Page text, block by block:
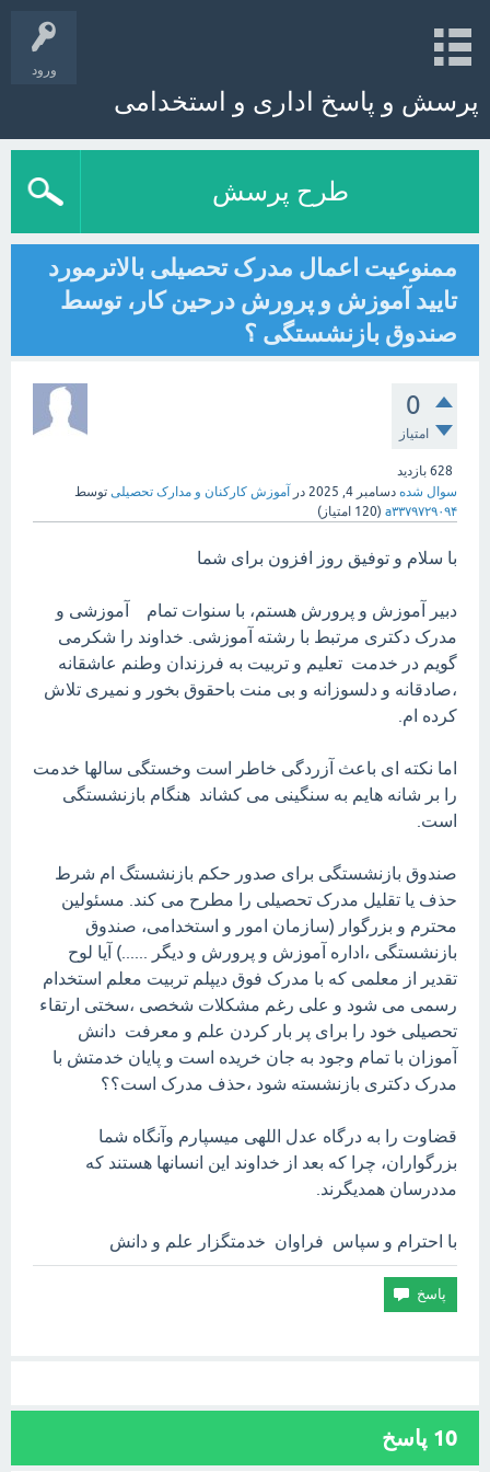
ورود
پرسش و پاسخ اداری و استخدامی
طرح پرسش
ممنوعیت اعمال مدرک تحصیلی بالاترمورد
تایید آموزش و پرورش درحین کار، توسط
صندوق بازنشستگی ؟
0
امتیاز
628 بازدید
سوال شده دسامبر 4, 2025 در آموزش کارکنان و مدارک تحصیلی توسط
a۳۳۷۹۷۲۹۰۹۴ (
120 امتیاز)
با سلام و توفیق روز افزون برای شما
دبیر آموزش و پرورش هستم، با سنوات تمام آموزشی و
مدرک دکتری مرتبط با رشته آموزشی. خداوند را شکرمی
گویم در خدمت تعلیم و تربیت به فرزندان وطنم عاشقانه
،صادقانه و دلسوزانه و بی منت باحقوق بخور و نمیری تلاش
کرده ام.
اما نکته ای باعث آزردگی خاطر است وخستگی سالها خدمت
را بر شانه هایم به سنگینی می کشاند هنگام بازنشستگی
است.
صندوق بازنشستگی برای صدور حکم بازنشستگ ام شرط
حذف یا تقلیل مدرک تحصیلی را مطرح می کند. مسئولین
محترم و بزرگوار (سازمان امور و استخدامی، صندوق
بازنشستگی ،اداره آموزش و پرورش و دیگر ......) آیا لوح
تقدیر از معلمی که با مدرک فوق دیپلم تربیت معلم استخدام
رسمی می شود و علی رغم مشکلات شخصی ،سختی ارتقاء
تحصیلی خود را برای پر بار کردن علم و معرفت دانش
آموزان با تمام وجود به جان خریده است و پایان خدمتش با
مدرک دکتری بازنشسته شود ،حذف مدرک است؟؟
قضاوت را به درگاه عدل اللهی میسپارم وآنگاه شما
بزرگواران، چرا که بعد از خداوند این انسانها هستند که
مددرسان همدیگرند.
با احترام و سپاس فراوان خدمتگزار علم و دانش
10 پاسخ